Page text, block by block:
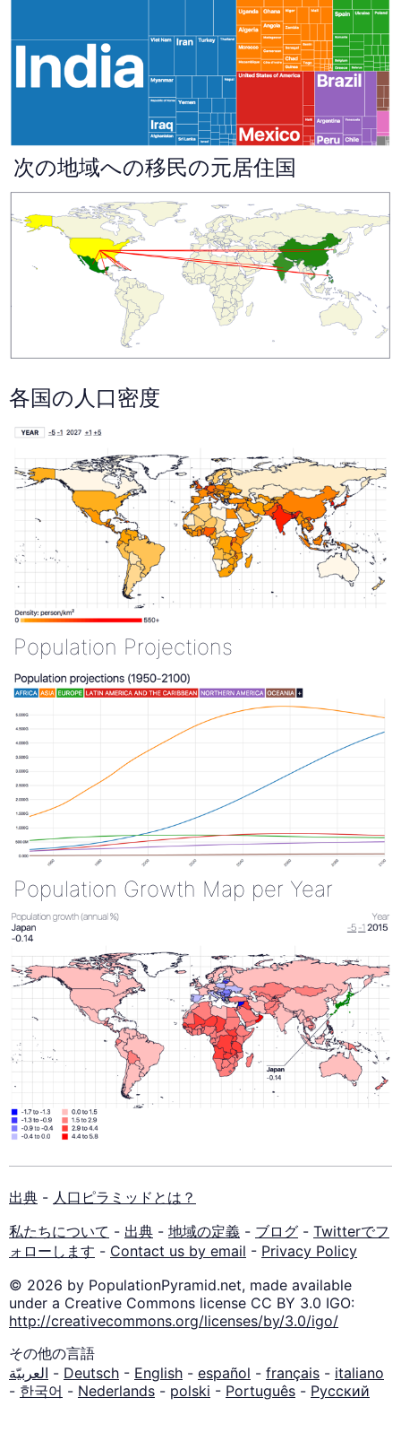
次の地域への移民の元居住国
各国の人口密度
Population Projections
Population Growth Map per Year
出典 - 人口ピラミッドとは？
私たちについて - 出典 - 地域の定義 - ブログ - Twitterでフ
ォローします - Contact us by email - Privacy Policy
© 2026 by PopulationPyramid.net, made available
under a Creative Commons license CC BY 3.0 IGO:
http://creativecommons.org/licenses/by/3.0/igo/
その他の言語
العربيّة - Deutsch - English - español - français - italiano
- 한국어 - Nederlands - polski - Português - Русский